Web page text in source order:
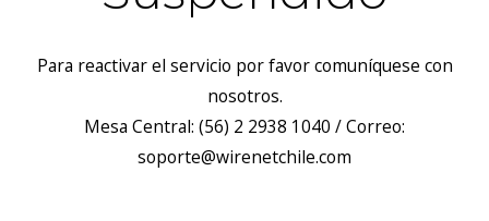
Para reactivar el servicio por favor comuníquese con
nosotros.
Mesa Central: (56) 2 2938 1040 / Correo:
soporte@wirenetchile.com